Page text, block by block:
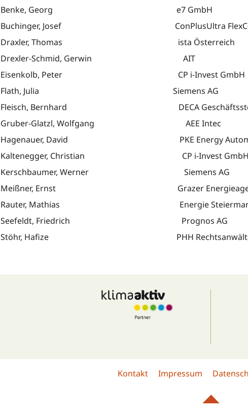
Benke, Georg e7 GmbH
Buchinger, Josef ConPlusUltra
Draxler, Thomas ista Österreich
Drexler-Schmid, Gerwin AIT
Eisenkolb, Peter CP i-Invest GmbH
Flath, Julia Siemens AG
Fleisch, Bernhard DECA
Gruber-Glatzl, Wolfgang AEE Intec
Hagenauer, David PKE Energy
Kaltenegger, Christian CP i-Invest GmbH
Kerschbaumer, Werner Siemens AG
Meißner, Ernst Grazer
Rauter, Mathias Energie Steiermark
Seefeldt, Friedrich Prognos AG
Stöhr, Hafize PHH
Kontakt Impressum